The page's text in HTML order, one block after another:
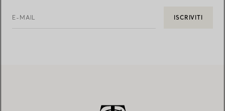
E-MAIL ISCRIVITI